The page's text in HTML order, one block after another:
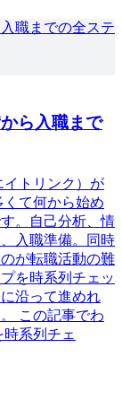
ら入職まで
トリンク）が
て何から始め
。自己分析、情
入職準備。同時
が転職活動の難
を時系列チェッ
沿って進めれ
この記事でわ
系列チェ